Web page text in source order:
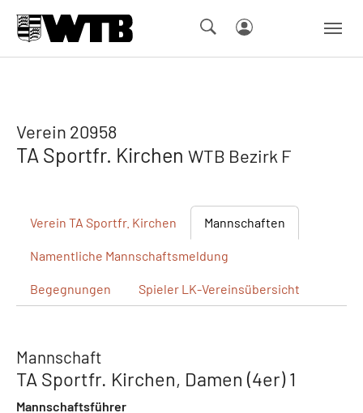
Verein 20958
TA Sportfr. Kirchen WTB Bezirk F
Verein TA Sportfr. Kirchen Mannschaften
Namentliche Mannschaftsmeldung
Begegnungen Spieler LK-Vereinsübersicht
Mannschaft
TA Sportfr. Kirchen, Damen (4er) 1
Mannschaftsführer